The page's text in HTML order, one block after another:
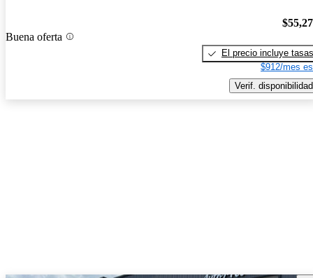
Buena oferta
El precio incluye tasas
$912/mes
Verif. disponibilidad